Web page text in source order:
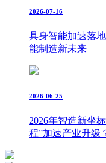
2026-07-16
具身智能加速落
能制造新未来
2026-06-25
2026年智造新坐
程”加速产业升级